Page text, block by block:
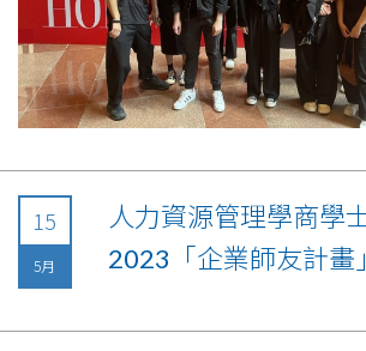
15
5月
人力資源管理學商學
2023「企業師友計畫」